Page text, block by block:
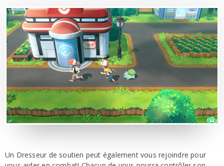
Un Dresseur de soutien peut également vous rejoindre pour